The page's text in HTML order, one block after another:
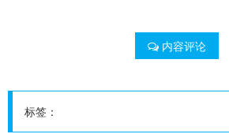
内容评论
标签：